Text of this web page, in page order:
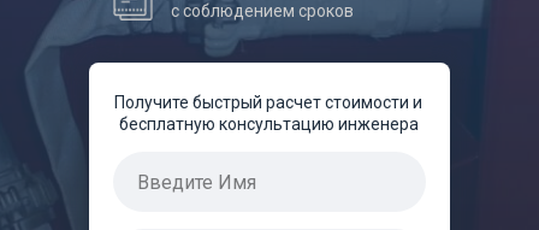
с соблюдением сроков
Получите быстрый расчет стоимости и
бесплатную консультацию инженера